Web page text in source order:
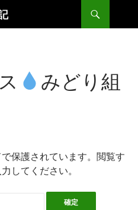
みどり組
保護されています。閲覧す
してください。